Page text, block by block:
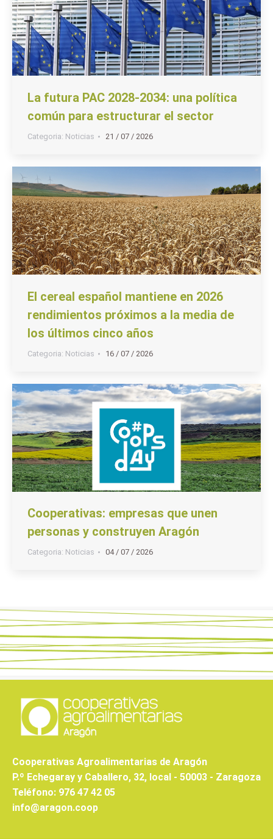
La futura PAC 2028-2034: una política
común para estructurar el sector
Categoria: Noticias 21 / 07 / 2026
El cereal español mantiene en 2026
rendimientos próximos a la media de
los últimos cinco años
Categoria: Noticias 16 / 07 / 2026
Cooperativas: empresas que unen
personas y construyen Aragón
Categoria: Noticias 04 / 07 / 2026
Cooperativas Agroalimentarias de Aragón
P.º Echegaray y Caballero, 32, local - 50003 - Zaragoza
Teléfono: 976 47 42 05
info@aragon.coop